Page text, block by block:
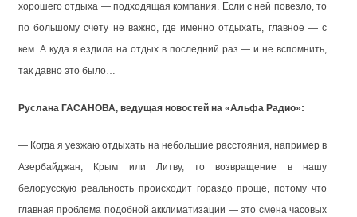
хорошего отдыха — подходящая компания. Если с ней повезло, то
по большому счету не важно, где именно отдыхать, главное — с
кем. А куда я ездила на отдых в последний раз — и не вспомнить,
так давно это было…
Руслана ГАСАНОВА, ведущая новостей на «Альфа Радио»:
— Когда я уезжаю отдыхать на небольшие расстояния, например в
Азербайджан, Крым или Литву, то возвращение в нашу
белорусскую реальность происходит гораздо проще, потому что
главная проблема подобной акклиматизации — это смена часовых